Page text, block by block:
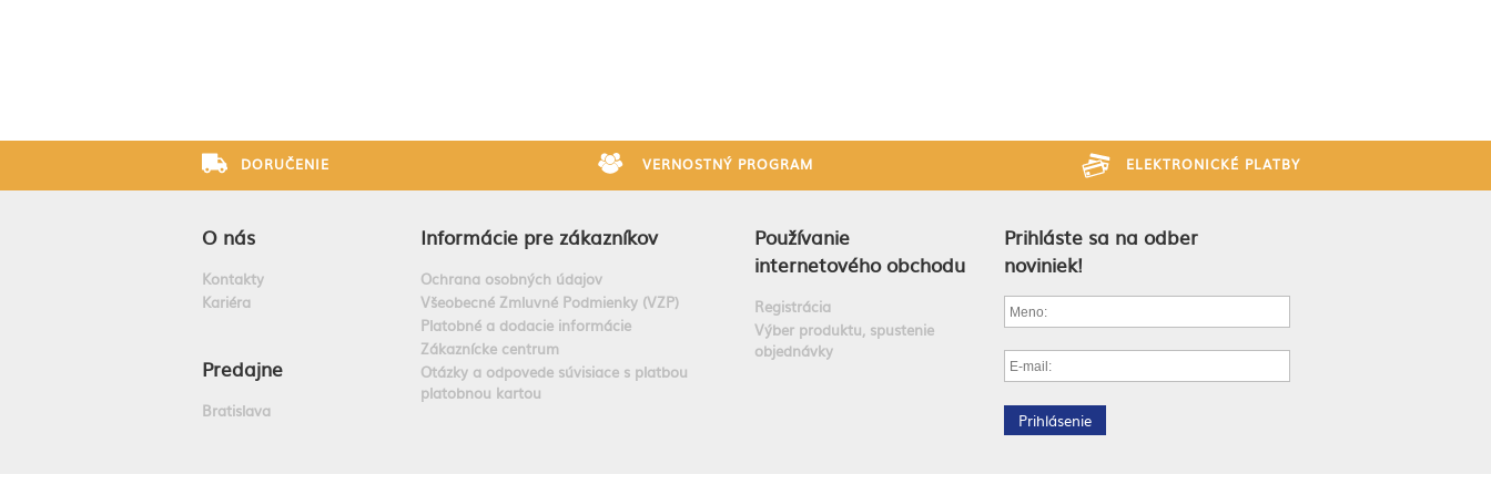
DORUČENIE VERNOSTNÝ PROGRAM ELEKTRONICKÉ PLATBY
O nás
Kontakty
Kariéra
Predajne
Bratislava
Informácie pre zákazníkov
Ochrana osobných údajov
Všeobecné Zmluvné Podmienky (VZP)
Platobné a dodacie informácie
Zákaznícke centrum
Otázky a odpovede súvisiace s platbou
platobnou kartou
Používanie
internetového obchodu
Registrácia
Výber produktu, spustenie
objednávky
Prihláste sa na odber
noviniek!